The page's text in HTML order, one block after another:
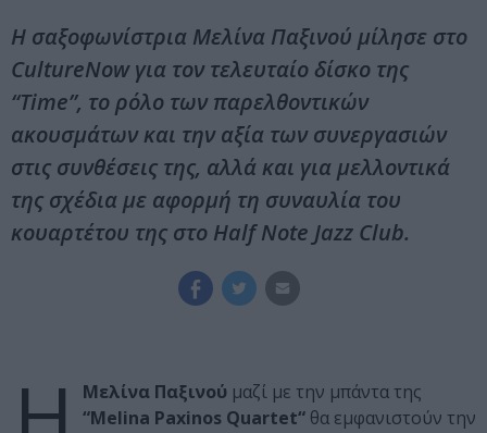
Η σαξοφωνίστρια Μελίνα Παξινού μίλησε στο
CultureNow για τον τελευταίο δίσκο της
“Time”, το ρόλο των παρελθοντικών
ακουσμάτων και την αξία των συνεργασιών
στις συνθέσεις της, αλλά και για μελλοντικά
της σχέδια με αφορμή τη συναυλία του
κουαρτέτου της στο Half Note Jazz Club.
Μελίνα Παξινού μαζί με την μπάντα της
“Melina Paxinos Quartet“ θα εμφανιστούν την